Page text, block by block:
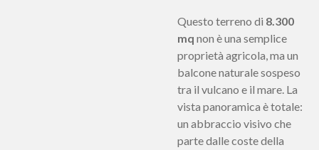
Questo terreno di 8.300
mq non è una semplice
proprietà agricola, ma un
balcone naturale sospeso
tra il vulcano e il mare. La
vista panoramica è totale:
un abbraccio visivo che
parte dalle coste della